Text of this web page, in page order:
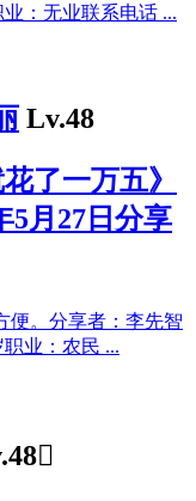
：无业联系电话 ...
Lv.48
了一万五》
5月27日分享
便。分享者：李先智
业：农民 ...
